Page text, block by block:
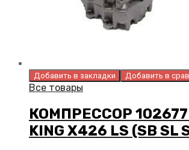
Добавить в закладки Добавить в
Все товары
КОМПРЕССОР 102677
KING X426 LS (SB SL